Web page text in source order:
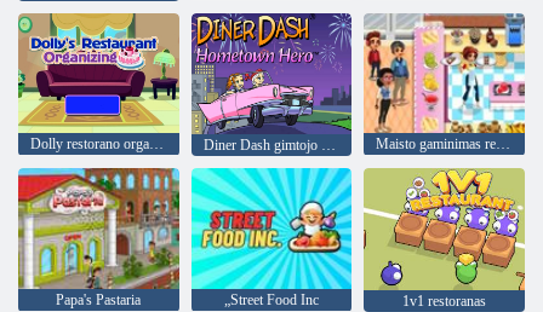
Dolly restorano organizavimas Diner Dash gimtojo miesto herojus Maisto gaminimas restorano virtuvė
Papa's Pastaria „Street Food Inc 1v1 restoranas